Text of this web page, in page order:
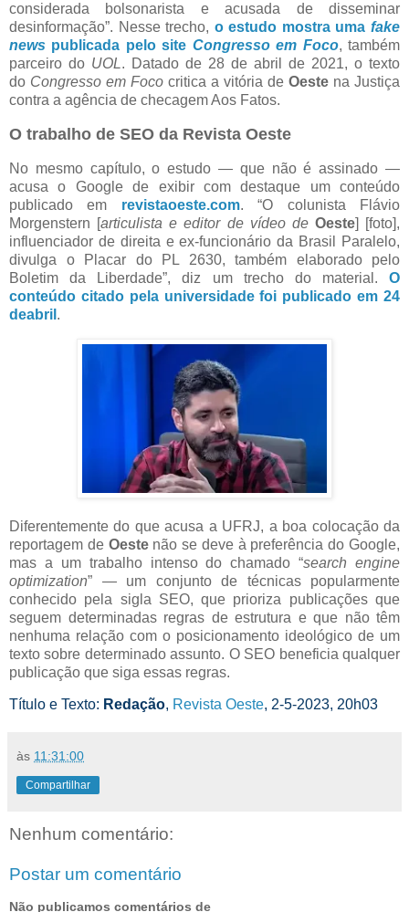
considerada bolsonarista e acusada de disseminar
desinformação”. Nesse trecho, o estudo mostra umafake
news publicada pelo site Congresso em Foco, também
parceiro do UOL. Datado de 28 de abril de 2021, o texto
do Congresso em Foco critica a vitória de Oeste na Justiça
contra a agência de checagem Aos Fatos.
O trabalho de SEO da Revista Oeste
No mesmo capítulo, o estudo — que não é assinado —
acusa o Google de exibir com destaque um conteúdo
publicado em revistaoeste.com. “O colunista Flávio
Morgenstern [articulista e editor de vídeo de Oeste] [foto],
influenciador de direita e ex-funcionário da Brasil Paralelo,
divulga o Placar do PL 2630, também elaborado pelo
Boletim da Liberdade”, diz um trecho do material. O
conteúdo citado pela universidade foi publicado em 24
deabril .
Diferentemente do que acusa a UFRJ, a boa colocação da
reportagem de Oestenão se deve à preferência do Google,
mas a um trabalho intenso do chamado “search engine
optimization” — um conjunto de técnicas popularmente
conhecido pela sigla SEO, que prioriza publicações que
seguem determinadas regras de estrutura e que não têm
nenhuma relação com o posicionamento ideológico de um
texto sobre determinado assunto. O SEO beneficia qualquer
publicação que siga essas regras.
Título e Texto: Redação, Revista Oeste, 2-5-2023, 20h03
às 11:31:00
Compartilhar
Nenhum comentário:
Postar um comentário
Não publicamos comentários de